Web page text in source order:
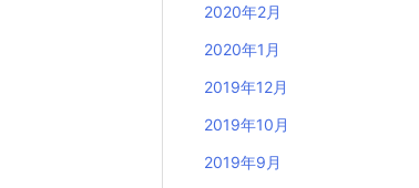
2020年2月
2020年1月
2019年12月
2019年10月
2019年9月